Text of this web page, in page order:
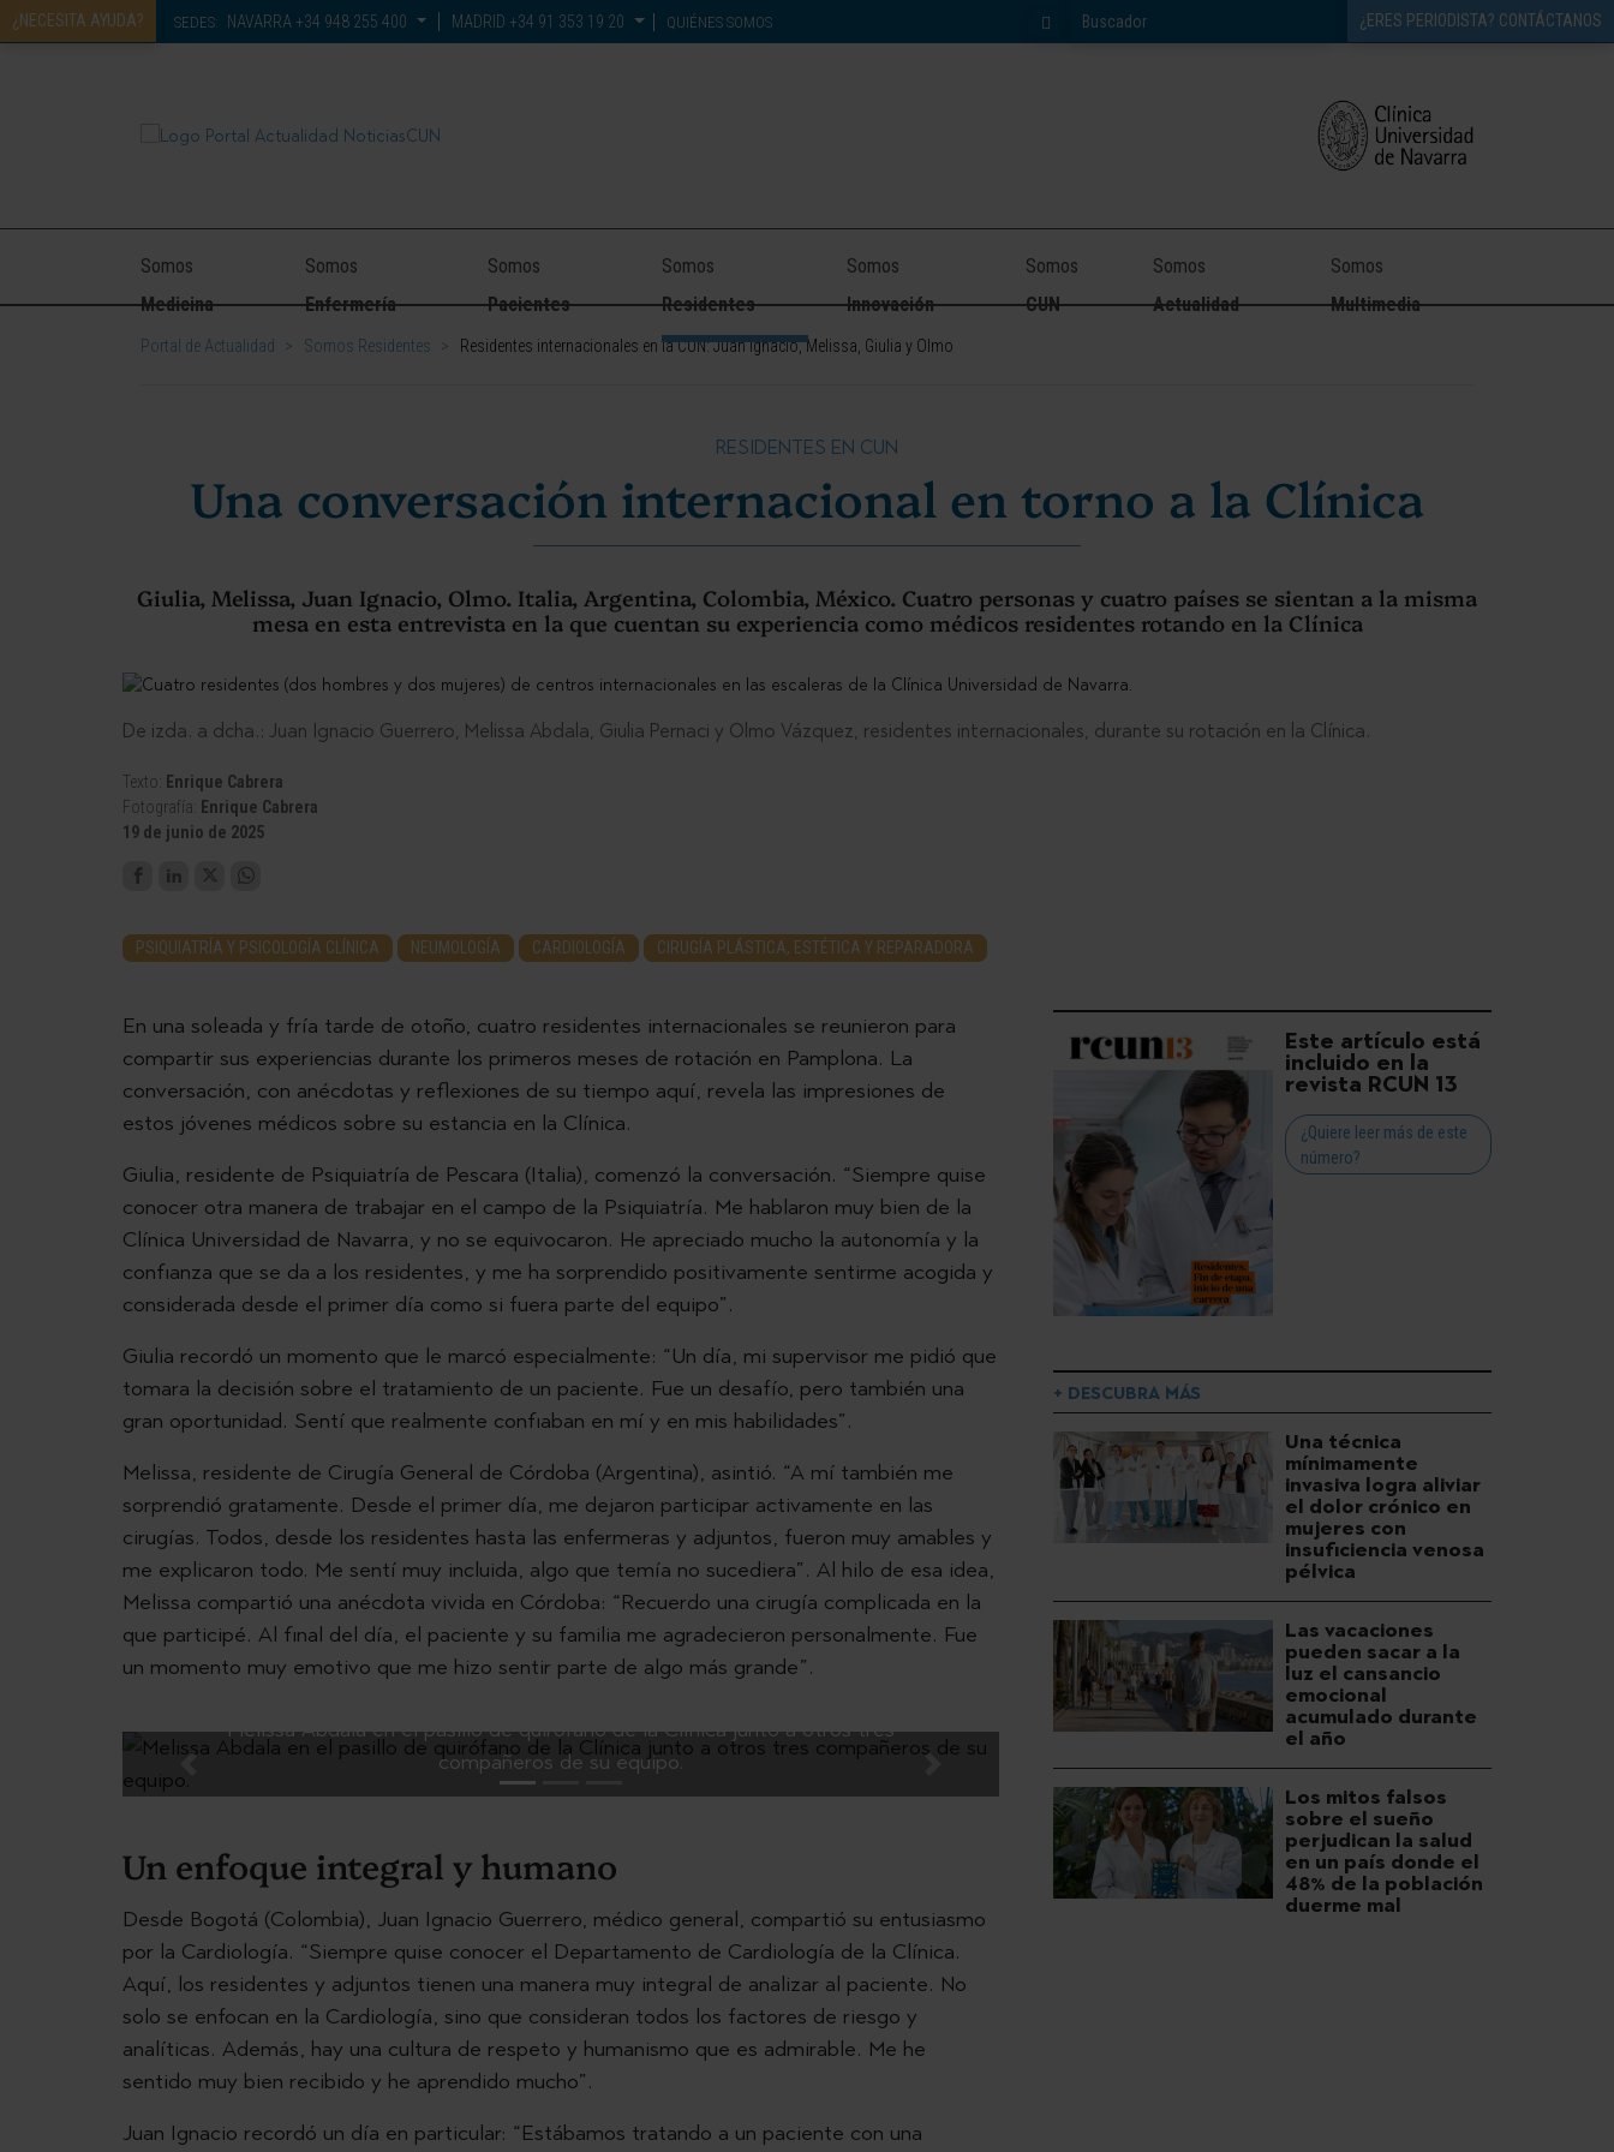
¿NECESITA AYUDA? SEDES: NAVARRA +34 948 255 400 MADRID +34 91 353 19 20 QUIÉNES SOMOS ¿ERES PERIODISTA? CONTÁCTANOS
Somos
Medicina
Somos
Enfermería
Somos
Pacientes
Somos
Residentes
Somos
Innovación
Somos
CUN
Somos
Actualidad
Somos
Multimedia
Portal de Actualidad > Somos Residentes > Residentes internacionales en la CUN: Juan Ignacio, Melissa, Giulia y Olmo
RESIDENTES EN CUN
Una conversación internacional en torno a la Clínica
Giulia, Melissa, Juan Ignacio, Olmo. Italia, Argentina, Colombia, México. Cuatro personas y cuatro países se sientan a la misma
mesa en esta entrevista en la que cuentan su experiencia como médicos residentes rotando en la Clínica
De izda. a dcha.: Juan Ignacio Guerrero, Melissa Abdala, Giulia Pernaci y Olmo Vázquez, residentes internacionales, durante su rotación en la Clínica.
Texto:
Enrique Cabrera
Fotografía:
Enrique Cabrera
19 de junio de 2025
PSIQUIATRÍA Y PSICOLOGÍA CLÍNICA NEUMOLOGÍA CARDIOLOGÍA CIRUGÍA PLÁSTICA, ESTÉTICA Y REPARADORA
En una soleada y fría tarde de otoño, cuatro residentes internacionales se reunieron para
compartir sus experiencias durante los primeros meses de rotación en Pamplona. La
conversación, con anécdotas y reflexiones de su tiempo aquí, revela las impresiones de
estos jóvenes médicos sobre su estancia en la Clínica.
Giulia, residente de Psiquiatría de Pescara (Italia), comenzó la conversación. “Siempre quise
conocer otra manera de trabajar en el campo de la Psiquiatría. Me hablaron muy bien de la
Clínica Universidad de Navarra, y no se equivocaron. He apreciado mucho la autonomía y la
confianza que se da a los residentes, y me ha sorprendido positivamente sentirme acogida y
considerada desde el primer día como si fuera parte del equipo”.
Giulia recordó un momento que le marcó especialmente: “Un día, mi supervisor me pidió que
tomara la decisión sobre el tratamiento de un paciente. Fue un desafío, pero también una
gran oportunidad. Sentí que realmente confiaban en mí y en mis habilidades”.
Melissa, residente de Cirugía General de Córdoba (Argentina), asintió. “A mí también me
sorprendió gratamente. Desde el primer día, me dejaron participar activamente en las
cirugías. Todos, desde los residentes hasta las enfermeras y adjuntos, fueron muy amables y
me explicaron todo. Me sentí muy incluida, algo que temía no sucediera”. Al hilo de esa idea,
Melissa compartió una anécdota vivida en Córdoba: “Recuerdo una cirugía complicada en la
que participé. Al final del día, el paciente y su familia me agradecieron personalmente. Fue
un momento muy emotivo que me hizo sentir parte de algo más grande”.
Melissa Abdala en el pasillo de quirófano de la Clínica junto a otros tres
compañeros de su equipo.
Un enfoque integral y humano
Desde Bogotá (Colombia), Juan Ignacio Guerrero, médico general, compartió su entusiasmo
por la Cardiología. “Siempre quise conocer el Departamento de Cardiología de la Clínica.
Aquí, los residentes y adjuntos tienen una manera muy integral de analizar al paciente. No
solo se enfocan en la Cardiología, sino que consideran todos los factores de riesgo y
analíticas. Además, hay una cultura de respeto y humanismo que es admirable. Me he
sentido muy bien recibido y he aprendido mucho”.
Juan Ignacio recordó un día en particular: “Estábamos tratando a un paciente con una
Este artículo está
incluido en la
revista RCUN 13
¿Quiere leer más de este
número?
+ DESCUBRA MÁS
Una técnica
mínimamente
invasiva logra aliviar
el dolor crónico en
mujeres con
insuficiencia venosa
pélvica
Las vacaciones
pueden sacar a la
luz el cansancio
emocional
acumulado durante
el año
Los mitos falsos
sobre el sueño
perjudican la salud
en un país donde el
48% de la población
duerme mal